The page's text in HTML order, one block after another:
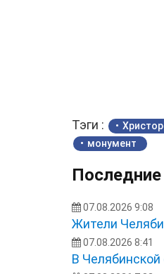
Тэги :
монумент
07.08.2026 9:08
Жители
07.08.2026 8:41
В